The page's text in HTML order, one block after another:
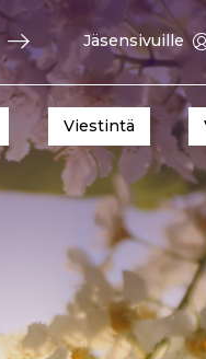
Jäsensivuille
Viestintä